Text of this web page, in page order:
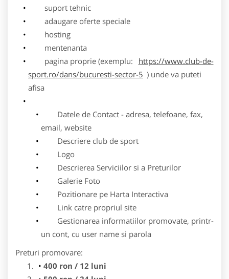
suport tehnic
adaugare oferte speciale
hosting
mentenanta
pagina proprie (exemplu:
https://www.club-de-
sport.ro/dans/bucuresti-sector-5 ) unde va puteti
afisa
Datele de Contact - adresa, telefoane, fax,
email, website
Descriere club de sport
Logo
Descrierea Serviciilor si a Preturilor
Galerie Foto
Pozitionare pe Harta Interactiva
Link catre propriul site
Gestionarea informatiilor promovate, printr-
un cont, cu user name si parola
Preturi promovare:
400 ron / 12 luni